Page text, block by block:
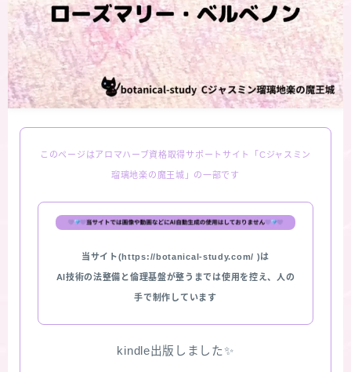
Cジャスミン瑠璃地楽の主な活動先リンク集
プロフィール
アロマハーブアンケート
おすすめ商品＆レビュー
版限定)
このページはアロマハーブ資格取得サポートサイト「Cジャスミン
瑠璃地楽の魔王城」の一部です
当サイト(https://botanical-study.com/ )は
AI技術の法整備と倫理基盤が整うまでは使用を控え、人の
手で制作しています
kindle出版しました✨